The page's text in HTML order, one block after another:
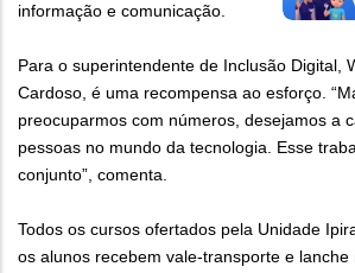
informação e comunicação.
Para o superintendente de Inclusão Digital,
Cardoso, é uma recompensa ao esforço.
preocuparmos com números, desejamos a
pessoas no mundo da tecnologia. Esse
conjunto”, comenta.
Todos os cursos ofertados pela Unidade
os alunos recebem vale-transporte e